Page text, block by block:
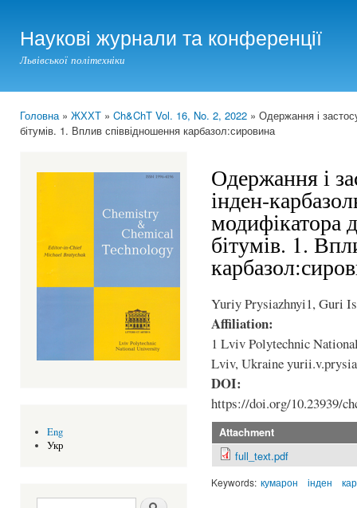
Наукові журнали та конференції
Львівської політехніки
You are here
Головна» ЖХХТ » Ch&ChT Vol. 16, No. 2, 2022 » Одержання і
бітумів. 1. Вплив співвідношення карбазол:сировина
Eng
Укр
Search form Шукати
Одержання і
інден-
модифікатора
бітумів. 1.
Yuriy Prysiazhnyi1, Guri
Affiliation:
1 Lviv Polytechnic
Lviv, Ukraine
DOI:
https://doi.org/10.23939/
Attachment
full_text.pdf
Keywords: кумарон інден